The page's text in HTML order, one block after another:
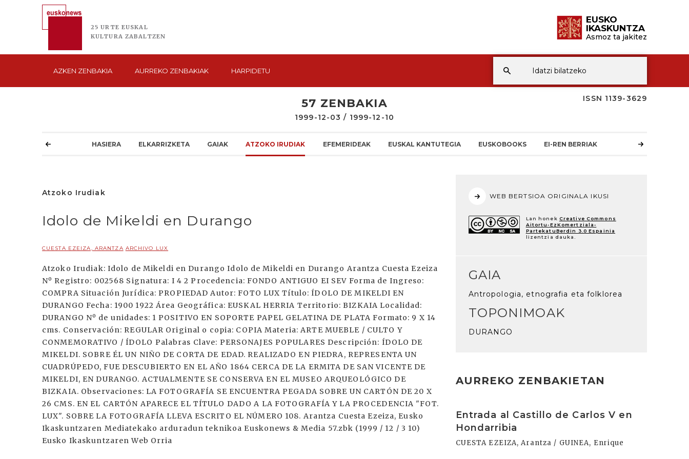
25 URTE EUSKAL
KULTURA ZABALTZEN
EUSKO
IKASKUNTZA
Asmoz ta jakitez
AZKEN ZENBAKIA AURREKO ZENBAKIAK HARPIDETU
ISSN 1139-3629
57 ZENBAKIA
1999-12-03 / 1999-12-10
HASIERA ELKARRIZKETA GAIAK ATZOKO IRUDIAK EFEMERIDEAK EUSKAL KANTUTEGIA EUSKOBOOKS EI-REN BERRIAK
Atzoko Irudiak
Idolo de Mikeldi en Durango
CUESTA EZEIZA, ARANTZA ARCHIVO LUX
Atzoko Irudiak: Idolo de Mikeldi en Durango Idolo de Mikeldi en Durango Arantza Cuesta Ezeiza
Nº Registro: 002568 Signatura: I 4 2 Procedencia: FONDO ANTIGUO EI SEV Forma de Ingreso:
COMPRA Situación Jurídica: PROPIEDAD Autor: FOTO LUX Título: ÍDOLO DE MIKELDI EN
DURANGO Fecha: 1900 1922 Área Geográfica: EUSKAL HERRIA Territorio: BIZKAIA Localidad:
DURANGO Nº de unidades: 1 POSITIVO EN SOPORTE PAPEL GELATINA DE PLATA Formato: 9 X 14
cms. Conservación: REGULAR Original o copia: COPIA Materia: ARTE MUEBLE / CULTO Y
CONMEMORATIVO / ÍDOLO Palabras Clave: PERSONAJES POPULARES Descripción: ÍDOLO DE
MIKELDI. SOBRE ÉL UN NIÑO DE CORTA DE EDAD. REALIZADO EN PIEDRA, REPRESENTA UN
CUADRÚPEDO, FUE DESCUBIERTO EN EL AÑO 1864 CERCA DE LA ERMITA DE SAN VICENTE DE
MIKELDI, EN DURANGO. ACTUALMENTE SE CONSERVA EN EL MUSEO ARQUEOLÓGICO DE
BIZKAIA. Observaciones: LA FOTOGRAFÍA SE ENCUENTRA PEGADA SOBRE UN CARTÓN DE 20 X
26 CMS. EN EL CARTÓN APARECE EL TÍTULO DADO A LA FOTOGRAFÍA Y LA PROCEDENCIA "FOT.
LUX". SOBRE LA FOTOGRAFÍA LLEVA ESCRITO EL NÚMERO 108. Arantza Cuesta Ezeiza, Eusko
Ikaskuntzaren Mediatekako arduradun teknikoa Euskonews & Media 57.zbk (1999 / 12 / 3 10)
Eusko Ikaskuntzaren Web Orria
WEB BERTSIOA ORIGINALA IKUSI
Lan honek Creative Commons
Aitortu-EzKomertziala-
PartekatuBerdin 3.0 Espainia
lizentzia dauka.
GAIA
Antropologia, etnografia eta folklorea
TOPONIMOAK
DURANGO
AURREKO ZENBAKIETAN
Entrada al Castillo de Carlos V en
Hondarribia
CUESTA EZEIZA, Arantza / GUINEA, Enrique